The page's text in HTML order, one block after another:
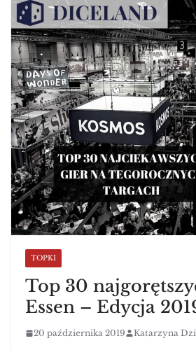
TOPKI
Top 30
Essen – Edycja
20 października 2019 Katarzyna